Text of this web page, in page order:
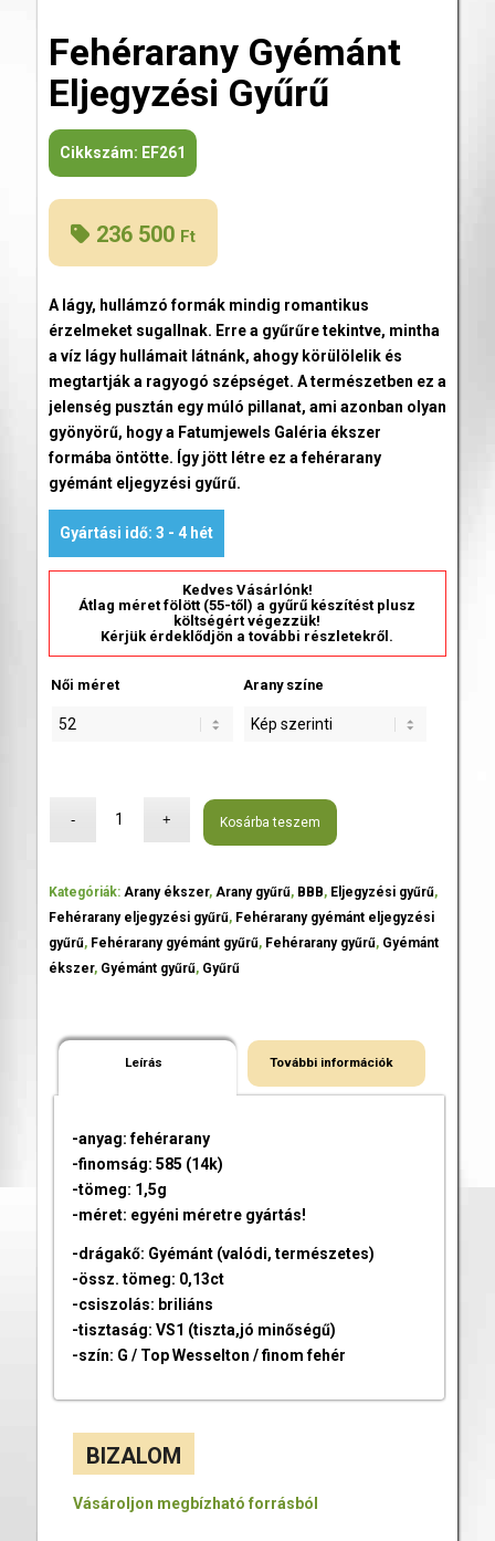
Fehérarany Gyémánt
Eljegyzési Gyűrű
Cikkszám: EF261
236 500 Ft
A lágy, hullámzó formák mindig romantikus
érzelmeket sugallnak. Erre a gyűrűre tekintve, mintha
a víz lágy hullámait látnánk, ahogy körülölelik és
megtartják a ragyogó szépséget. A természetben ez a
jelenség pusztán egy múló pillanat, ami azonban olyan
gyönyörű, hogy a Fatumjewels Galéria ékszer
formába öntötte. Így jött létre ez a fehérarany
gyémánt eljegyzési gyűrű.
Gyártási idő: 3 - 4 hét
Kedves Vásárlónk!
Átlag méret fölött (55-től) a gyűrű készítést plusz
költségért végezzük!
Kérjük érdeklődjön a további részletekről.
Női méret Arany színe
Kosárba teszem
Kategóriák: Arany ékszer, Arany gyűrű, BBB, Eljegyzési gyűrű,
Fehérarany eljegyzési gyűrű, Fehérarany gyémánt eljegyzési
gyűrű, Fehérarany gyémánt gyűrű, Fehérarany gyűrű, Gyémánt
ékszer, Gyémánt gyűrű, Gyűrű
Leírás További információk
-anyag: fehérarany
-finomság: 585 (14k)
-tömeg: 1,5g
-méret: egyéni méretre gyártás!
-drágakő: Gyémánt (valódi, természetes)
-össz. tömeg: 0,13ct
-csiszolás: briliáns
-tisztaság: VS1 (tiszta,jó minőségű)
-szín: G / Top Wesselton / finom fehér
BIZALOM
Vásároljon megbízható forrásból